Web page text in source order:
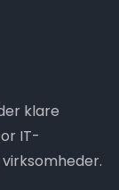
klare
IT-